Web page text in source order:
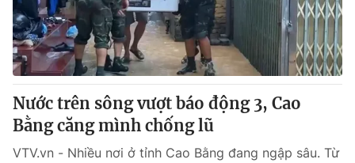
Nước trên sông vượt báo động 3, Cao
Bằng căng mình chống lũ
VTV.vn - Nhiều nơi ở tỉnh Cao Bằng đang ngập sâu. Từ